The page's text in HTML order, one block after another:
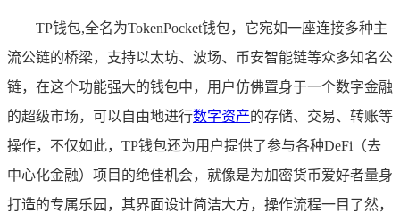
TP钱包,全名为TokenPocket钱包，它宛如一座连接多种主
流公链的桥梁，支持以太坊、波场、币安智能链等众多知名公
链，在这个功能强大的钱包中，用户仿佛置身于一个数字金融
的超级市场，可以自由地进行数字资产的存储、交易、转账等
操作，不仅如此，TP钱包还为用户提供了参与各种DeFi（去
中心化金融）项目的绝佳机会，就像是为加密货币爱好者量身
打造的专属乐园，其界面设计简洁大方，操作流程一目了然，